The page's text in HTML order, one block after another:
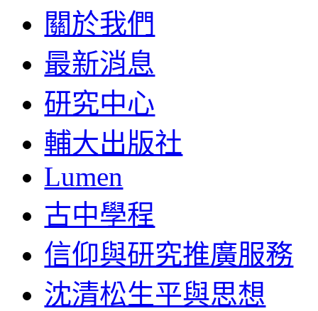
關於我們
最新消息
研究中心
輔大出版社
Lumen
古中學程
信仰與研究推廣服務
沈清松生平與思想